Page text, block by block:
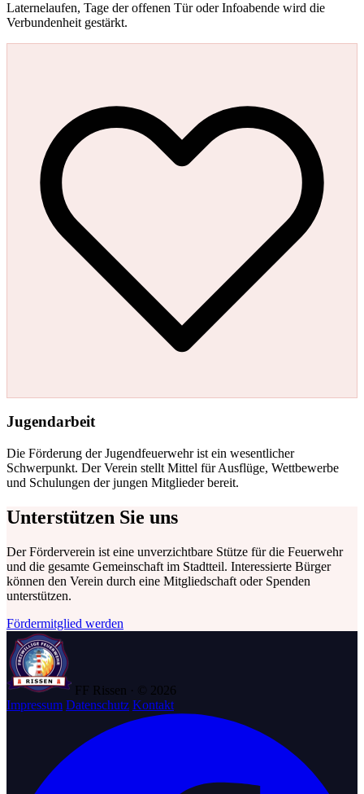
Laternelaufen, Tage der offenen Tür oder Infoabende wird die
Verbundenheit gestärkt.
Jugendarbeit
Die Förderung der Jugendfeuerwehr ist ein wesentlicher
Schwerpunkt. Der Verein stellt Mittel für Ausflüge, Wettbewerbe
und Schulungen der jungen Mitglieder bereit.
Unterstützen Sie uns
Der Förderverein ist eine unverzichtbare Stütze für die Feuerwehr
und die gesamte Gemeinschaft im Stadtteil. Interessierte Bürger
können den Verein durch eine Mitgliedschaft oder Spenden
unterstützen.
Fördermitglied werden
FF Rissen · © 2026
Impressum Datenschutz Kontakt